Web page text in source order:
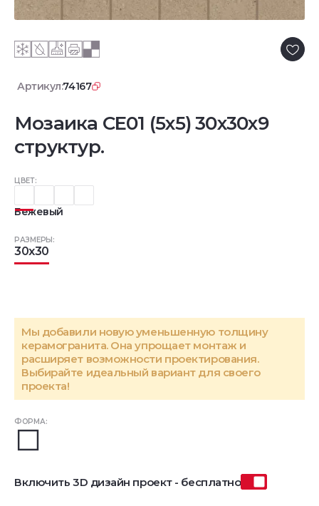
Артикул:74167
Мозаика CE01 (5x5) 30x30x9
структур.
ЦВЕТ:
Бежевый
ФОРМА:
РАЗМЕРЫ:
30x30
Мы добавили новую уменьшенную толщину
керамогранита. Она упрощает монтаж и
расширяет возможности проектирования.
Выбирайте идеальный вариант для своего
проекта!
Включить 3D дизайн проект - бесплатно